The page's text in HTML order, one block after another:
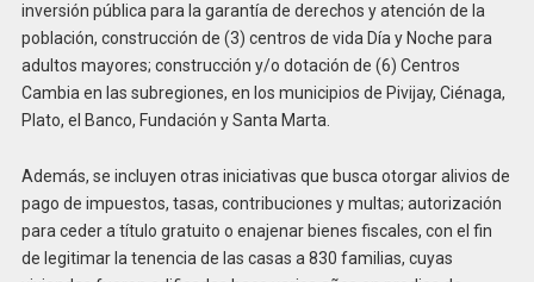
inversión pública para la garantía de derechos y atención de la
población, construcción de (3) centros de vida Día y Noche para
adultos mayores; construcción y/o dotación de (6) Centros
Cambia en las subregiones, en los municipios de Pivijay, Ciénaga,
Plato, el Banco, Fundación y Santa Marta.
Además, se incluyen otras iniciativas que busca otorgar alivios de
pago de impuestos, tasas, contribuciones y multas; autorización
para ceder a título gratuito o enajenar bienes fiscales, con el fin
de legitimar la tenencia de las casas a 830 familias, cuyas